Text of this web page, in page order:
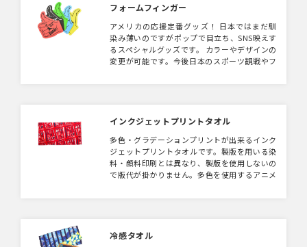
フォームフィンガー
アメリカの応援定番グッズ！ 日本ではまだ馴
染み薄いのですがポップで目立ち、SNS映えす
るスペシャルグッズです。 カラーやデザインの
変更が可能です。今後日本のスポーツ観戦やフ
インクジェットプリントタオル
多色・グラデーションプリントが出来るインク
ジェットプリントタオルです。製版を用いる染
料・顔料印刷とは異なり、製版を使用しないの
で版代が掛かりません。多色を使用するアニメ
冷感タオル